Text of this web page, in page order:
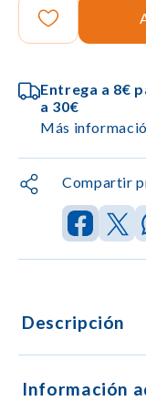
Entrega a 8€
a 30€
Más
Compartir
Descripción
Información